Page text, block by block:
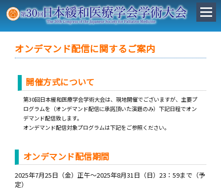
オンデマンド配信に関するご案内
開催方式について
第30回日本緩和医療学会学術大会は、現地開催でございますが、主要プ
ログラムを（オンデマンド配信に承諾頂いた演題のみ）下記日程でオン
デマンド配信致します。
オンデマンド配信対象プログラムは下記をご参照ください。
オンデマンド配信期間
2025年7月25日（金）正午～2025年8月31日（日）23：59まで（予
定）